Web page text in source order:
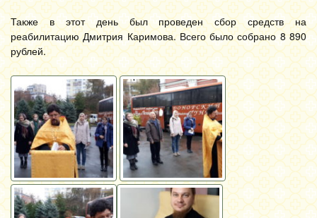
Также в этот день был проведен сбор средств на
реабилитацию Дмитрия Каримова. Всего было собрано 8 890
рублей.